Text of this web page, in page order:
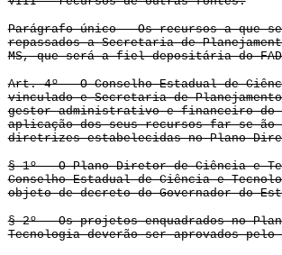
Parágrafo único - Os recursos a que
repassados a Secretaria de
MS, que será a fiel depositária do
Art. 4º - O Conselho Estadual de
vinculado e Secretaria de
gestor administrativo e financeiro do
aplicação dos seus recursos far-se-
diretrizes estabelecidas no Plano
§ 1º - O Plano Diretor de Ciência e
Conselho Estadual de Ciência e
objeto de decreto do Governador do
§ 2º - Os projetos enquadrados no
Tecnologia deverão ser aprovados pelo